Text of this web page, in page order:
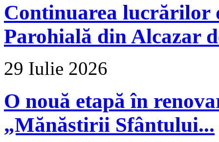
Continuarea lucrărilor
Parohială din Alcazar
29 Iulie 2026
O nouă etapă în
„Mănăstirii Sfântului...